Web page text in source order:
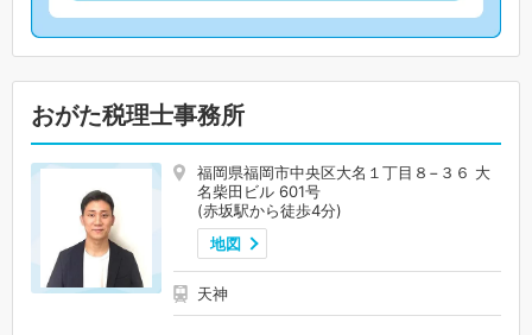
おがた税理士事務所
福岡県福岡市中央区大名１丁目８−３６ 大
名柴田ビル 601号
(赤坂駅から徒歩4分)
地図
天神